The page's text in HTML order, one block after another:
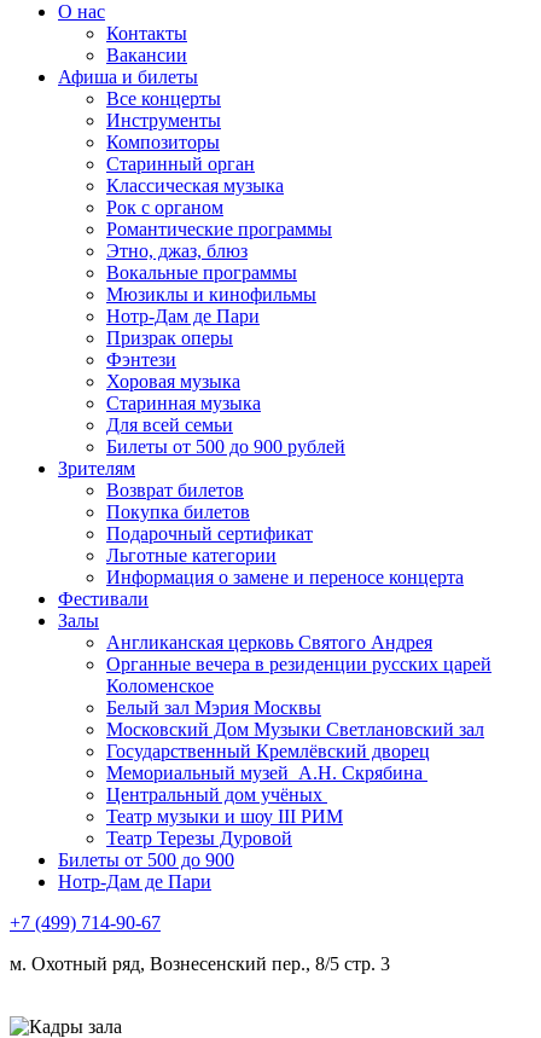
О нас
Контакты
Вакансии
Афиша и билеты
Все концерты
Инструменты
Композиторы
Старинный орган
Классическая музыка
Рок с органом
Романтические программы
Этно, джаз, блюз
Вокальные программы
Мюзиклы и кинофильмы
Нотр-Дам де Пари
Призрак оперы
Фэнтези
Хоровая музыка
Старинная музыка
Для всей семьи
Билеты от 500 до 900 рублей
Зрителям
Возврат билетов
Покупка билетов
Подарочный сертификат
Льготные категории
Информация о замене и переносе концерта
Фестивали
Залы
Англиканская церковь Святого Андрея
Органные вечера в резиденции русских царей
Коломенское
Белый зал Мэрия Москвы
Московский Дом Музыки Светлановский зал
Государственный Кремлёвский дворец
Мемориальный музей А.Н. Скрябина
Центральный дом учёных
Театр музыки и шоу III РИМ
Театр Терезы Дуровой
Билеты от 500 до 900
Нотр-Дам де Пари
+7 (499) 714-90-67
м. Охотный ряд, Вознесенский пер., 8/5 стр. 3